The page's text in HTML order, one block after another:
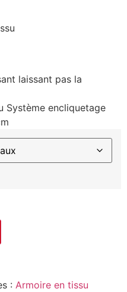
laissant pas la
Système encliquetage
: Armoire en tissu